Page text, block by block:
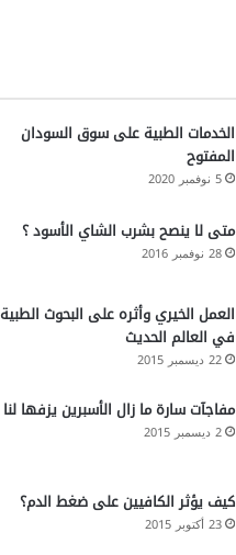
الخدمات الطبية على سوق السودان
المفتوح
5 نوفمبر 2020
متى لا ينصح بشرب الشاي الأسود ؟
28 نوفمبر 2016
العمل الخيري وأثره على البحوث الطبية
في العالم الحديث
22 ديسمبر 2015
مفاجآت سارة ما زال الأسبرين يزفها لنا
2 ديسمبر 2015
كيف يؤثر الكافيين على ضغط الدم؟
23 أكتوبر 2015